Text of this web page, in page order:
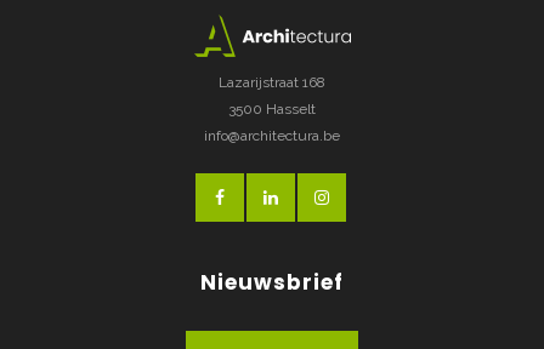
Lazarijstraat 168
3500 Hasselt
info@architectura.be
Nieuwsbrief